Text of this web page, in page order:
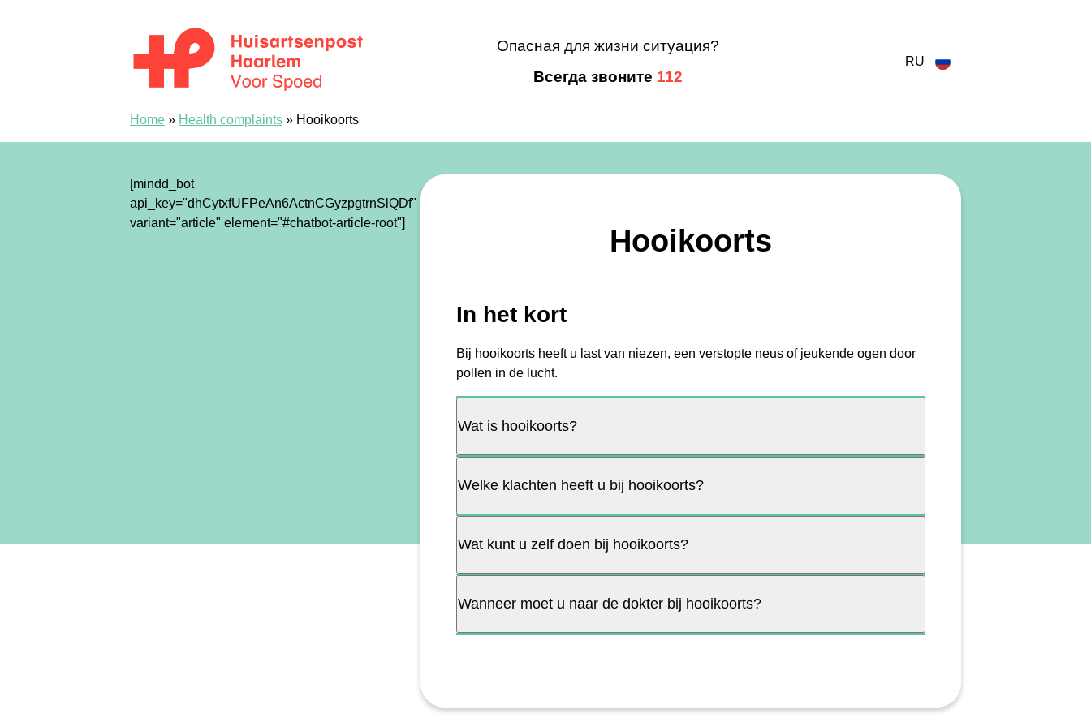
Опасная для жизни ситуация?
Всегда звоните 112
RU
Home » Health complaints » Hooikoorts
Hooikoorts
In het kort
Bij hooikoorts heeft u last van niezen, een verstopte neus of jeukende ogen door
pollen in de lucht.
Wat is hooikoorts?
Welke klachten heeft u bij hooikoorts?
Wat kunt u zelf doen bij hooikoorts?
Wanneer moet u naar de dokter bij hooikoorts?
[mindd_bot
api_key="dhCytxfUFPeAn6ActnCGyzpgtrnSlQDf"
variant="article" element="#chatbot-article-root"]